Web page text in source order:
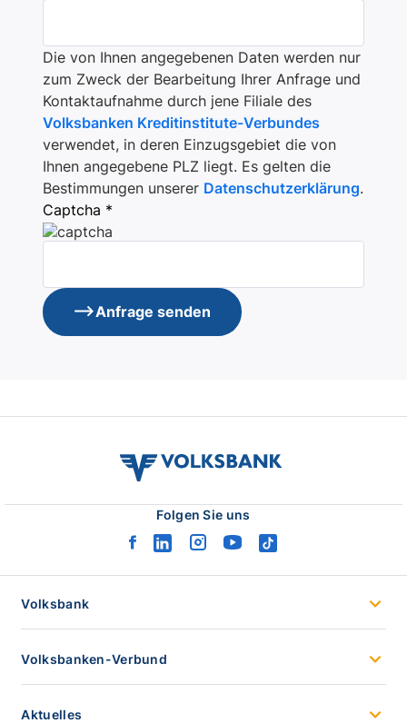
Die von Ihnen angegebenen Daten werden nur
zum Zweck der Bearbeitung Ihrer Anfrage und
Kontaktaufnahme durch jene Filiale des
Volksbanken Kreditinstitute-Verbundes
verwendet, in deren Einzugsgebiet die von
Ihnen angegebene PLZ liegt. Es gelten die
Bestimmungen unserer Datenschutzerklärung.
Captcha *
Anfrage senden
volksbank
Folgen Sie uns
facebook
linkedininstagram
youtubetiktok
Volksbank
Volksbanken-Verbund
Aktuelles